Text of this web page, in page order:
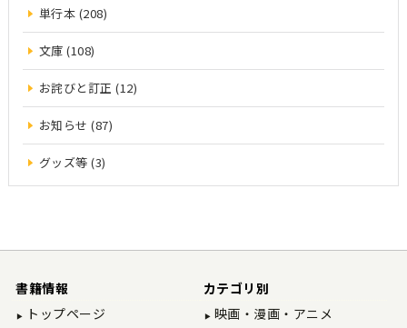
単行本 (208)
文庫 (108)
お詫びと訂正 (12)
お知らせ (87)
グッズ等 (3)
書籍情報
トップページ
カテゴリ別
映画・漫画・アニメ